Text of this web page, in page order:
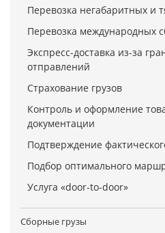
Перевозка негабаритных и
Перевозка международных
Экспресс-доставка из-за
отправлений
Страхование грузов
Контроль и оформление
документации
Подтверждение
Подбор оптимального
Услуга «door-to-door»
Сборные грузы